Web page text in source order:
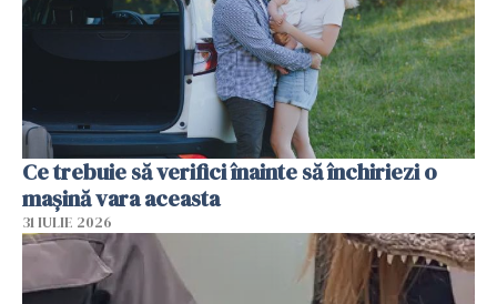
Ce trebuie să verifici înainte să închiriezi o
mașină vara aceasta
31 IULIE 2026